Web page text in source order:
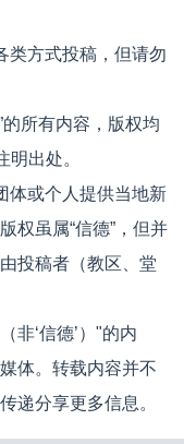
类方式投稿，但请勿
所有内容，版权均
明出处。
体或个人提供当地新
权虽属“信德”，但并
投稿者（教区、堂
非‘信德’）"的内
体。转载内容并不
递分享更多信息。